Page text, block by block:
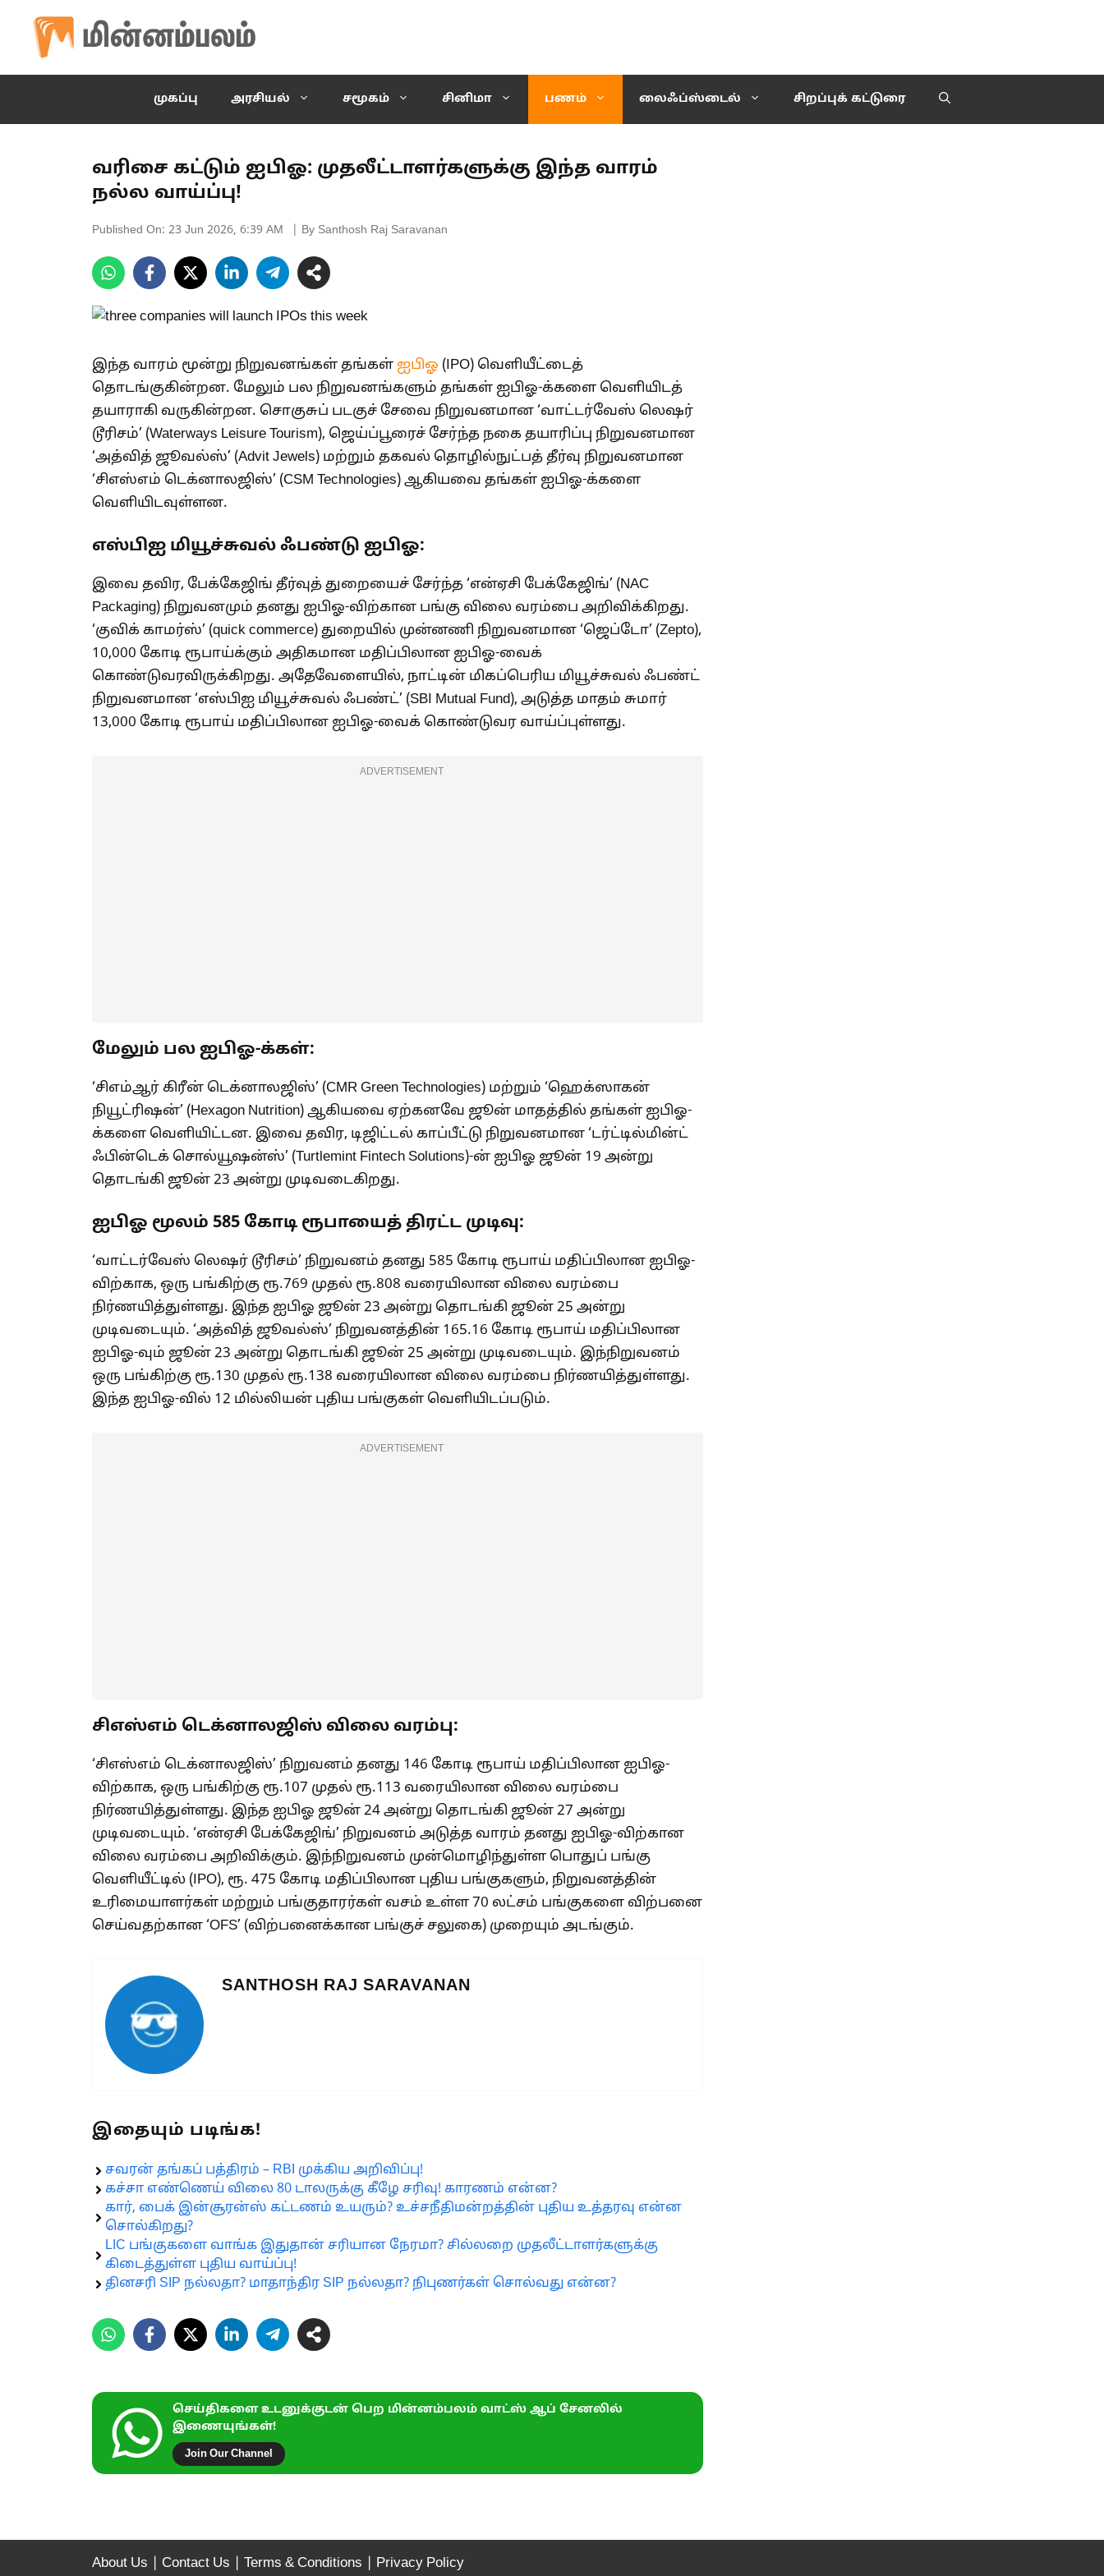
content
முகப்பு அரசியல் சமூகம் சினிமா பணம் லைஃப்ஸ்டைல் சிறப்புக் கட்டுரை
வரிசை கட்டும் ஐபிஓ: முதலீட்டாளர்களுக்கு இந்த வாரம்
நல்ல வாய்ப்பு!
Published On: 23 Jun 2026, 6:39 AM | By Santhosh Raj Saravanan
இந்த வாரம் மூன்று நிறுவனங்கள் தங்கள் ஐபிஓ (IPO) வெளியீட்டைத்
தொடங்குகின்றன. மேலும் பல நிறுவனங்களும் தங்கள் ஐபிஓ-க்களை வெளியிடத்
தயாராகி வருகின்றன. சொகுசுப் படகுச் சேவை நிறுவனமான ‘வாட்டர்வேஸ் லெஷர்
டூரிசம்’ (Waterways Leisure Tourism), ஜெய்ப்பூரைச் சேர்ந்த நகை தயாரிப்பு நிறுவனமான
‘அத்வித் ஜூவல்ஸ்’ (Advit Jewels) மற்றும் தகவல் தொழில்நுட்பத் தீர்வு நிறுவனமான
‘சிஎஸ்எம் டெக்னாலஜிஸ்’ (CSM Technologies) ஆகியவை தங்கள் ஐபிஓ-க்களை
வெளியிடவுள்ளன.
எஸ்பிஐ மியூச்சுவல் ஃபண்டு ஐபிஓ:
இவை தவிர, பேக்கேஜிங் தீர்வுத் துறையைச் சேர்ந்த ‘என்ஏசி பேக்கேஜிங்’ (NAC
Packaging) நிறுவனமும் தனது ஐபிஓ-விற்கான பங்கு விலை வரம்பை அறிவிக்கிறது.
‘குவிக் காமர்ஸ்’ (quick commerce) துறையில் முன்னணி நிறுவனமான ‘ஜெப்டோ’ (Zepto),
10,000 கோடி ரூபாய்க்கும் அதிகமான மதிப்பிலான ஐபிஓ-வைக்
கொண்டுவரவிருக்கிறது. அதேவேளையில், நாட்டின் மிகப்பெரிய மியூச்சுவல் ஃபண்ட்
நிறுவனமான ‘எஸ்பிஐ மியூச்சுவல் ஃபண்ட்’ (SBI Mutual Fund), அடுத்த மாதம் சுமார்
13,000 கோடி ரூபாய் மதிப்பிலான ஐபிஓ-வைக் கொண்டுவர வாய்ப்புள்ளது.
ADVERTISEMENT
மேலும் பல ஐபிஓ-க்கள்:
‘சிஎம்ஆர் கிரீன் டெக்னாலஜிஸ்’ (CMR Green Technologies) மற்றும் ‘ஹெக்ஸாகன்
நியூட்ரிஷன்’ (Hexagon Nutrition) ஆகியவை ஏற்கனவே ஜூன் மாதத்தில் தங்கள் ஐபிஓ-
க்களை வெளியிட்டன. இவை தவிர, டிஜிட்டல் காப்பீட்டு நிறுவனமான ‘டர்ட்டில்மின்ட்
ஃபின்டெக் சொல்யூஷன்ஸ்’ (Turtlemint Fintech Solutions)-ன் ஐபிஓ ஜூன் 19 அன்று
தொடங்கி ஜூன் 23 அன்று முடிவடைகிறது.
ஐபிஓ மூலம் 585 கோடி ரூபாயைத் திரட்ட முடிவு:
‘வாட்டர்வேஸ் லெஷர் டூரிசம்’ நிறுவனம் தனது 585 கோடி ரூபாய் மதிப்பிலான ஐபிஓ-
விற்காக, ஒரு பங்கிற்கு ரூ.769 முதல் ரூ.808 வரையிலான விலை வரம்பை
நிர்ணயித்துள்ளது. இந்த ஐபிஓ ஜூன் 23 அன்று தொடங்கி ஜூன் 25 அன்று
முடிவடையும். ‘அத்வித் ஜூவல்ஸ்’ நிறுவனத்தின் 165.16 கோடி ரூபாய் மதிப்பிலான
ஐபிஓ-வும் ஜூன் 23 அன்று தொடங்கி ஜூன் 25 அன்று முடிவடையும். இந்நிறுவனம்
ஒரு பங்கிற்கு ரூ.130 முதல் ரூ.138 வரையிலான விலை வரம்பை நிர்ணயித்துள்ளது.
இந்த ஐபிஓ-வில் 12 மில்லியன் புதிய பங்குகள் வெளியிடப்படும்.
ADVERTISEMENT
சிஎஸ்எம் டெக்னாலஜிஸ் விலை வரம்பு:
‘சிஎஸ்எம் டெக்னாலஜிஸ்’ நிறுவனம் தனது 146 கோடி ரூபாய் மதிப்பிலான ஐபிஓ-
விற்காக, ஒரு பங்கிற்கு ரூ.107 முதல் ரூ.113 வரையிலான விலை வரம்பை
நிர்ணயித்துள்ளது. இந்த ஐபிஓ ஜூன் 24 அன்று தொடங்கி ஜூன் 27 அன்று
முடிவடையும். ‘என்ஏசி பேக்கேஜிங்’ நிறுவனம் அடுத்த வாரம் தனது ஐபிஓ-விற்கான
விலை வரம்பை அறிவிக்கும். இந்நிறுவனம் முன்மொழிந்துள்ள பொதுப் பங்கு
வெளியீட்டில் (IPO), ரூ. 475 கோடி மதிப்பிலான புதிய பங்குகளும், நிறுவனத்தின்
உரிமையாளர்கள் மற்றும் பங்குதாரர்கள் வசம் உள்ள 70 லட்சம் பங்குகளை விற்பனை
செய்வதற்கான ‘OFS’ (விற்பனைக்கான பங்குச் சலுகை) முறையும் அடங்கும்.
SANTHOSH RAJ SARAVANAN
இதையும் படிங்க!
சவரன் தங்கப் பத்திரம் – RBI முக்கிய அறிவிப்பு!
கச்சா எண்ணெய் விலை 80 டாலருக்கு கீழே சரிவு! காரணம் என்ன?
கார், பைக் இன்சூரன்ஸ் கட்டணம் உயரும்? உச்சநீதிமன்றத்தின் புதிய உத்தரவு என்ன
சொல்கிறது?
LIC பங்குகளை வாங்க இதுதான் சரியான நேரமா? சில்லறை முதலீட்டாளர்களுக்கு
கிடைத்துள்ள புதிய வாய்ப்பு!
தினசரி SIP நல்லதா? மாதாந்திர SIP நல்லதா? நிபுணர்கள் சொல்வது என்ன?
செய்திகளை உடனுக்குடன் பெற மின்னம்பலம் வாட்ஸ் ஆப் சேனலில்
இணையுங்கள்!
Join Our Channel
About Us Contact Us Terms & Conditions Privacy Policy